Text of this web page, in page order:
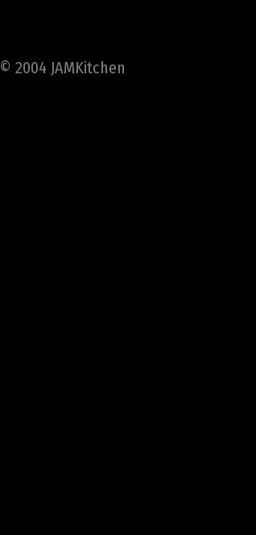
© 2004 JAMKitchen